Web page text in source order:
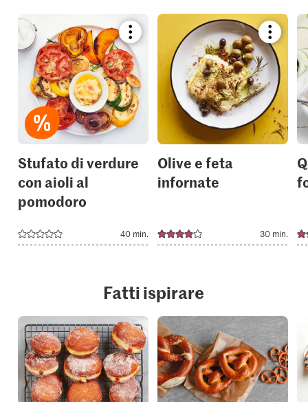
Bookmark
recipe
or
add
it
to
your
collections.
Stufato di verdure
con aioli al
pomodoro
40 min.
recipe
or
add
to
your
Olive e feta
infornate
30 min.
Fatti ispirare